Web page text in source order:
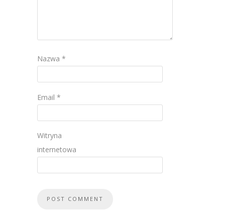
Nazwa *
Email *
Witryna
internetowa